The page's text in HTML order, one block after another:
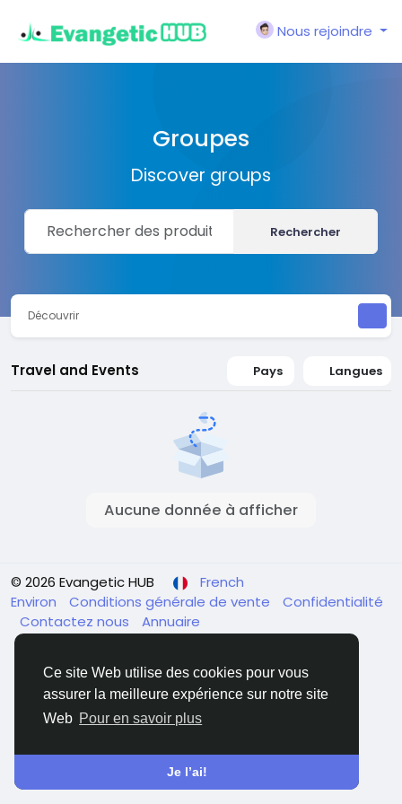
Ce site Web utilise des cookies pour vous
assurer la meilleure expérience sur notre site
Web Pour en savoir plus
Je l’ai!
Nous rejoindre
Groupes
Discover groups
Rechercher
Découvrir
Travel and Events Pays Langues
Aucune donnée à afficher
© 2026 Evangetic HUB
French
Environ
Conditions générale de vente
Confidentialité
Contactez nous
Annuaire